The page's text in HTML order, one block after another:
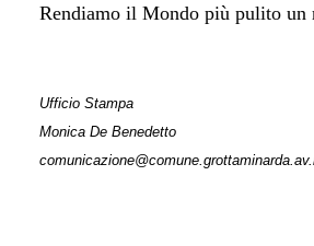
Rendiamo il Mondo più pulito
Ufficio Stampa
Monica De Benedetto